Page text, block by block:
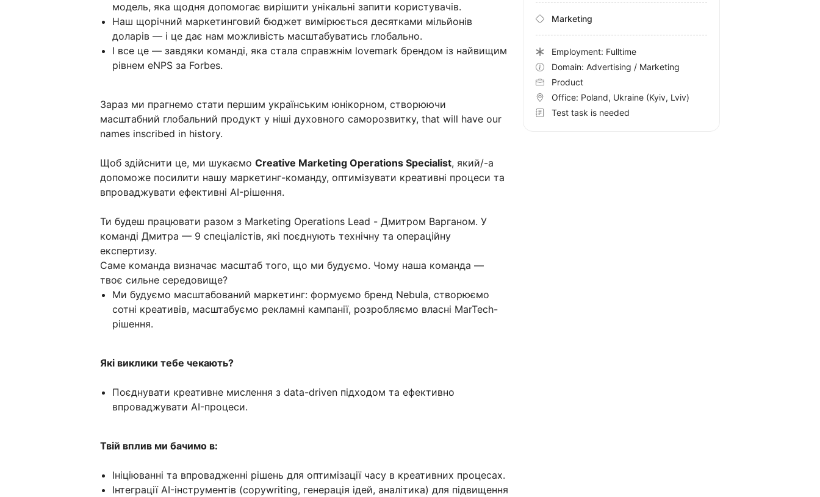
модель, яка щодня допомогає вирішити унікальні запити користувачів.
Наш щорічний маркетинговий бюджет вимірюється десятками мільйонів
доларів — і це дає нам можливість масштабуватись глобально.
І все це — завдяки команді, яка стала справжнім lovemark брендом із найвищим
рівнем eNPS за Forbes.
Зараз ми прагнемо стати першим українським юнікорном, створюючи
масштабний глобальний продукт у ніші духовного саморозвитку, that will have our
names inscribed in history.
Щоб здійснити це, ми шукаємо Creative Marketing Operations Specialist, який/-а
допоможе посилити нашу маркетинг-команду, оптимізувати креативні процеси та
впроваджувати ефективні AI-рішення.
Ти будеш працювати разом з Marketing Operations Lead - Дмитром Варганом. У
команді Дмитра — 9 спеціалістів, які поєднують технічну та операційну
експертизу.
Саме команда визначає масштаб того, що ми будуємо. Чому наша команда —
твоє сильне середовище?
Ми будуємо масштабований маркетинг: формуємо бренд Nebula, створюємо
сотні креативів, масштабуємо рекламні кампанії, розробляємо власні MarTech-
рішення.
Які виклики тебе чекають?
Поєднувати креативне мислення з data-driven підходом та ефективно
впроваджувати AI-процеси.
Твій вплив ми бачимо в:
Ініціюванні та впровадженні рішень для оптимізації часу в креативних процесах.
Інтеграції AI-інструментів (copywriting, генерація ідей, аналітика) для підвищення
Marketing
Employment: Fulltime
Domain: Advertising / Marketing
Product
Office: Poland, Ukraine (Kyiv, Lviv)
Test task is needed